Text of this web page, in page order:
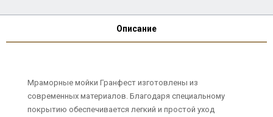
Описание
Мраморные мойки Гранфест изготовлены из
современных материалов. Благодаря специальному
покрытию обеспечивается легкий и простой уход